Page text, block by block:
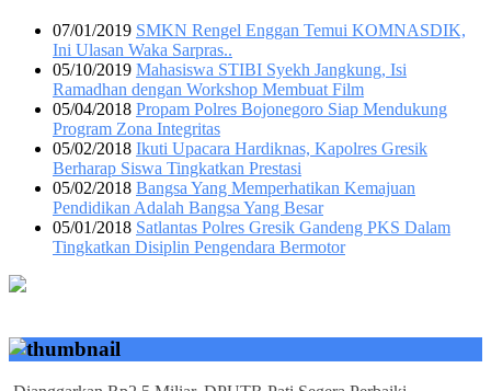
07/01/2019 SMKN Rengel Enggan Temui KOMNASDIK,
Ini Ulasan Waka Sarpras..
05/10/2019 Mahasiswa STIBI Syekh Jangkung, Isi
Ramadhan dengan Workshop Membuat Film
05/04/2018 Propam Polres Bojonegoro Siap Mendukung
Program Zona Integritas
05/02/2018 Ikuti Upacara Hardiknas, Kapolres Gresik
Berharap Siswa Tingkatkan Prestasi
05/02/2018 Bangsa Yang Memperhatikan Kemajuan
Pendidikan Adalah Bangsa Yang Besar
05/01/2018 Satlantas Polres Gresik Gandeng PKS Dalam
Tingkatkan Disiplin Pengendara Bermotor